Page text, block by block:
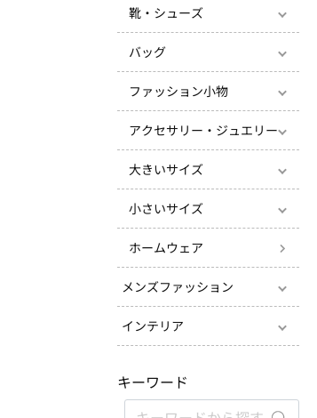
靴・シューズ
バッグ
ファッション小物
アクセサリー・ジュエリー
大きいサイズ
小さいサイズ
ホームウェア
メンズファッション
インテリア
キーワード